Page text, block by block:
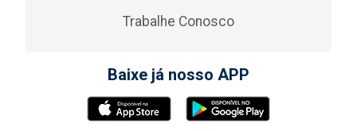
Trabalhe Conosco
Baixe já nosso APP